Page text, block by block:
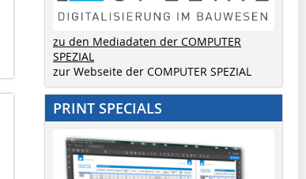
zu den Mediadaten der COMPUTER
SPEZIAL
zur Webseite der COMPUTER SPEZIAL
PRINT SPECIALS